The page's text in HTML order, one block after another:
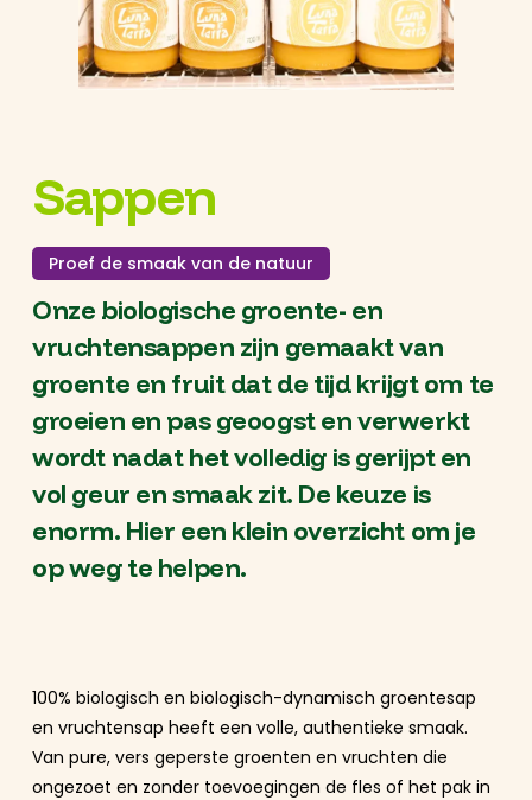
Sappen
Proef de smaak van de natuur
Onze biologische groente- en
vruchtensappen zijn gemaakt van
groente en fruit dat de tijd krijgt om te
groeien en pas geoogst en verwerkt
wordt nadat het volledig is gerijpt en
vol geur en smaak zit. De keuze is
enorm. Hier een klein overzicht om je
op weg te helpen.
100% biologisch en biologisch-dynamisch groentesap
en vruchtensap heeft een volle, authentieke smaak.
Van pure, vers geperste groenten en vruchten die
ongezoet en zonder toevoegingen de fles of het pak in